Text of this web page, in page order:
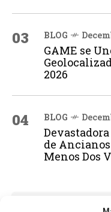
03 BLOG
GAME se
2026
04 BLOG
de
Menos Dos